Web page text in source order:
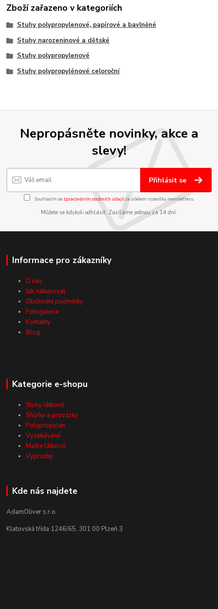
Zboží zařazeno v kategoriích
Stuhy polypropylenové, papírové a bavlněné
Stuhy narozeninové a dětské
Stuhy polypropylenové
Stuhy polypropylénové celoroční
Nepropásněte novinky, akce a
slevy!
Přihlásit se
Souhlasím se zpracováním osobních údajůza účelem rozesílky newsletteru.
Můžete se kdykoli odhlásit. Zasíláme jednou za 14 dní.
Informace pro zákazníky
O nás
Jak nakupovat
Obchodní podmínky
Fotogalerie
Kontakty
Blog
Kategorie e-shopu
Stuhy látkové
Šňůrky a provázky
Polypropylen
Vysekávané
Mašle látkové
Výprodej
Kde nás najdete
AdamOliver s.r.o.
Klatovská třída 1246/65, 301 00 Plzeň 3